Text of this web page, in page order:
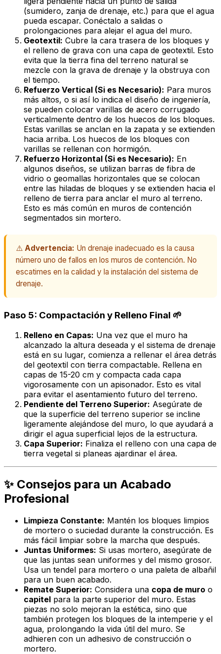
(sumidero, zanja de drenaje, etc.) para que el agua
pueda escapar. Conéctalo a salidas o
prolongaciones para alejar el agua del muro.
Geotextil: Cubre la cara trasera de los bloques y
el relleno de grava con una capa de geotextil. Esto
evita que la tierra fina del terreno natural se
mezcle con la grava de drenaje y la obstruya con
el tiempo.
Refuerzo Vertical (Si es Necesario): Para muros
más altos, o si así lo indica el diseño de ingeniería,
se pueden colocar varillas de acero corrugado
verticalmente dentro de los huecos de los bloques.
Estas varillas se anclan en la zapata y se extienden
hacia arriba. Los huecos de los bloques con
varillas se rellenan con hormigón.
Refuerzo Horizontal (Si es Necesario): En
algunos diseños, se utilizan barras de fibra de
vidrio o geomallas horizontales que se colocan
entre las hiladas de bloques y se extienden hacia el
relleno de tierra para anclar el muro al terreno.
Esto es más común en muros de contención
segmentados sin mortero.
⚠️ Advertencia: Un drenaje inadecuado es la causa
número uno de fallos en los muros de contención. No
escatimes en la calidad y la instalación del sistema de
drenaje.
Paso 5: Compactación y Relleno Final 🌱
Relleno en Capas: Una vez que el muro ha
alcanzado la altura deseada y el sistema de drenaje
está en su lugar, comienza a rellenar el área detrás
del geotextil con tierra compactable. Rellena en
capas de 15-20 cm y compacta cada capa
vigorosamente con un apisonador. Esto es vital
para evitar el asentamiento futuro del terreno.
Pendiente del Terreno Superior: Asegúrate de
que la superficie del terreno superior se incline
ligeramente alejándose del muro, lo que ayudará a
dirigir el agua superficial lejos de la estructura.
Capa Superior: Finaliza el relleno con una capa de
tierra vegetal si planeas ajardinar el área.
✨ Consejos para un Acabado
Profesional
Limpieza Constante: Mantén los bloques limpios
de mortero o suciedad durante la construcción. Es
más fácil limpiar sobre la marcha que después.
Juntas Uniformes: Si usas mortero, asegúrate de
que las juntas sean uniformes y del mismo grosor.
Usa un tendel para mortero o una paleta de albañil
para un buen acabado.
Remate Superior: Considera una copa de muro o
capitel para la parte superior del muro. Estas
piezas no solo mejoran la estética, sino que
también protegen los bloques de la intemperie y el
agua, prolongando la vida útil del muro. Se
adhieren con un adhesivo de construcción o
mortero.